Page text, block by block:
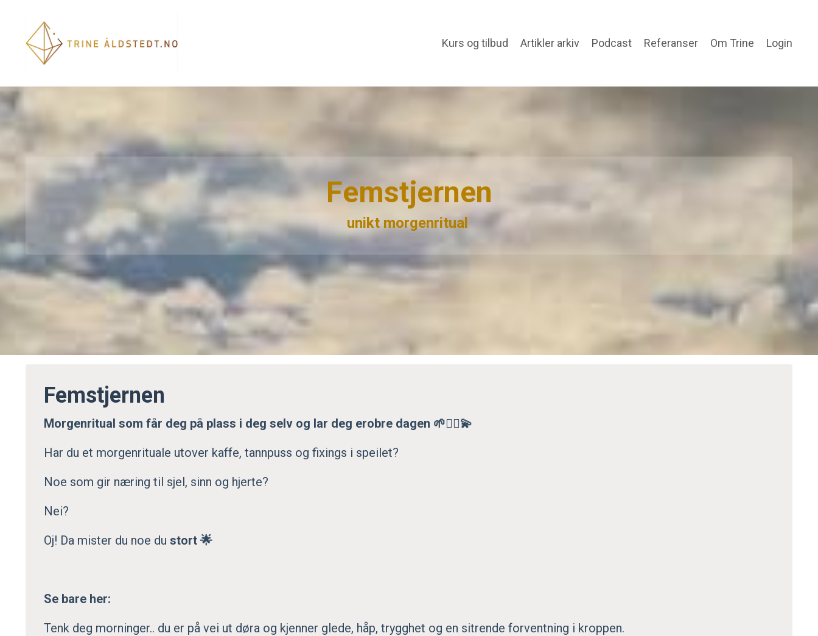
Kurs og tilbud Artikler arkiv Podcast Referanser Om Trine Login
Femstjernen
unikt morgenritual
Femstjernen
Morgenritual som får deg på plass i deg selv og lar deg erobre dagen 🌱🧞‍♀️💫
Har du et morgenrituale utover kaffe, tannpuss og fixings i speilet?
Noe som gir næring til sjel, sinn og hjerte?
Nei?
Oj! Da mister du noe du stort 🌟
Se bare her:
Tenk deg morninger.. du er på vei ut døra og kjenner glede, håp, trygghet og en sitrende forventning i kroppen.